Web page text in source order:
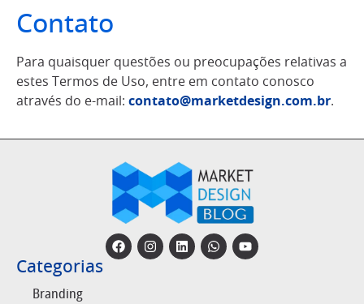
Contato
Para quaisquer questões ou preocupações relativas a
estes Termos de Uso, entre em contato conosco
através do e-mail: contato@marketdesign.com.br.
Categorias
Branding